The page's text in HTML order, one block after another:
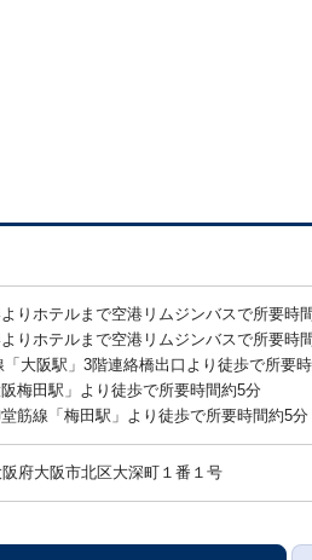
りホテルまで空港リムジンバスで所要時
りホテルまで空港リムジンバスで所要時
大阪駅」3階連絡橋出口より徒歩で所要
梅田駅」より徒歩で所要時間約5分
筋線「梅田駅」より徒歩で所要時間約5分
阪府大阪市北区大深町１番１号